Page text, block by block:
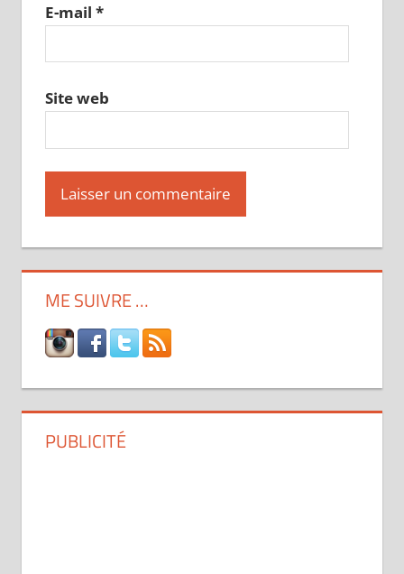
E-mail *
Site web
ME SUIVRE …
PUBLICITÉ